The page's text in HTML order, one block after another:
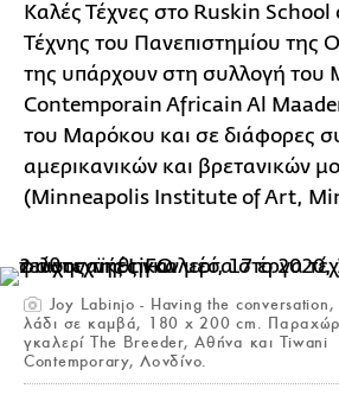
Καλές Τέχνες στο Ruskin
Τέχνης του Πανεπιστημίου της
της υπάρχουν στη συλλογή του
Contemporain Africain Al
του Μαρόκου και σε διάφορες
αμερικανικών και βρετανικών
(Minneapolis Institute of Art,
Joy Labinjo - Having the
λάδι σε καμβά, 180 x 200 cm.
γκαλερί The Breeder, Αθήνα και Tiwani
Contemporary, Λονδίνο.